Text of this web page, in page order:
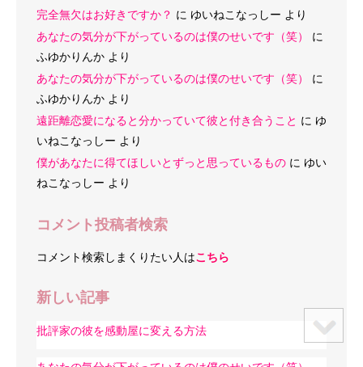
完全無欠はお好きですか？ に ゆいねこなっしー より
あなたの気分が下がっているのは僕のせいです（笑）
に
ふゆかりんか より
あなたの気分が下がっているのは僕のせいです（笑）
に
ふゆかりんか より
遠距離恋愛になると分かっていて彼と付き合うこと に ゆ
いねこなっしー より
僕があなたに得てほしいとずっと思っているもの に ゆい
ねこなっしー より
コメント投稿者検索
コメント検索しまくりたい人はこちら
新しい記事
批評家の彼を感動屋に変える方法